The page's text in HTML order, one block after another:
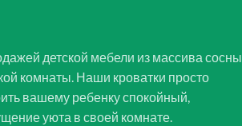
детской мебели из массива сосны
комнаты. Наши кроватки просто
вашему ребенку спокойный,
уюта в своей комнате.